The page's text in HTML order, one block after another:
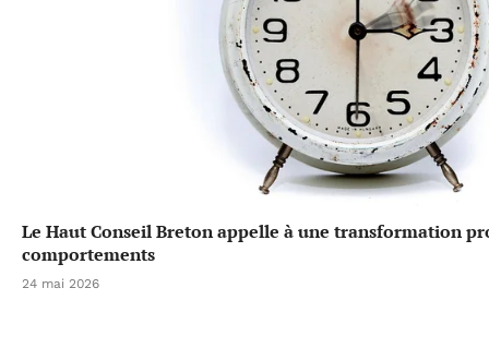
Le Haut Conseil Breton appelle à une transformation
comportements
24 mai 2026